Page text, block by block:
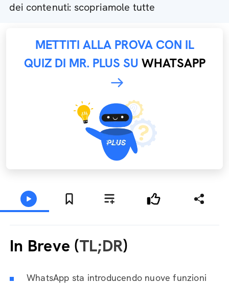
dei contenuti: scopriamole tutte
METTITI ALLA PROVA CON IL
QUIZ DI MR. PLUS SU WHATSAPP
In Breve (TL;DR)
WhatsApp sta introducendo nuove funzioni